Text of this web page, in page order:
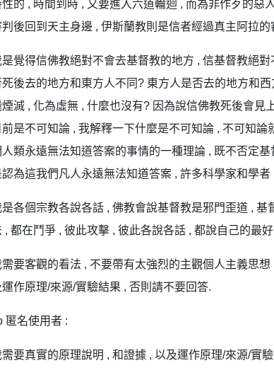
性的 , 時間到時 , 又要進入六道輪迴 , 而為非作歹的
判後回到天主身邊 , 伊斯蘭教則是信者經過真主阿拉
是覺得信佛教絕對不會去基督教的地方 , 信基督教絕
死後去的地方和東方人不同? 東方人是否去的地方和
煙滅 , 化為虛無 , 什麼也沒有? 因為說信佛教死後會
前是不可知論 , 我解釋一下什麼是不可知論 , 不可知
人類永遠無法知道答案的事情的一種理論 , 既不否定
認為這我們凡人永遠無法知道答案 , 許多科學家和學者
是各個宗教各說各話 , 佛教會說基督教是邪門歪道 ,
, 都在鬥爭 , 彼此攻擊 , 彼此各說各話 , 都說自己的最
需要客觀的看法 , 不要帶有太強烈的主觀個人主義思
運作原理/來源/實驗結果 , 否則請不要回答.
匿名使用者 :
需要真實的原理說明 , 和證據 , 以及運作原理/來源/實